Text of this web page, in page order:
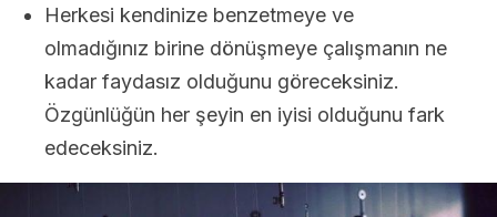
Herkesi kendinize benzetmeye ve
olmadığınız birine dönüşmeye çalışmanın ne
kadar faydasız olduğunu göreceksiniz.
Özgünlüğün her şeyin en iyisi olduğunu fark
edeceksiniz.